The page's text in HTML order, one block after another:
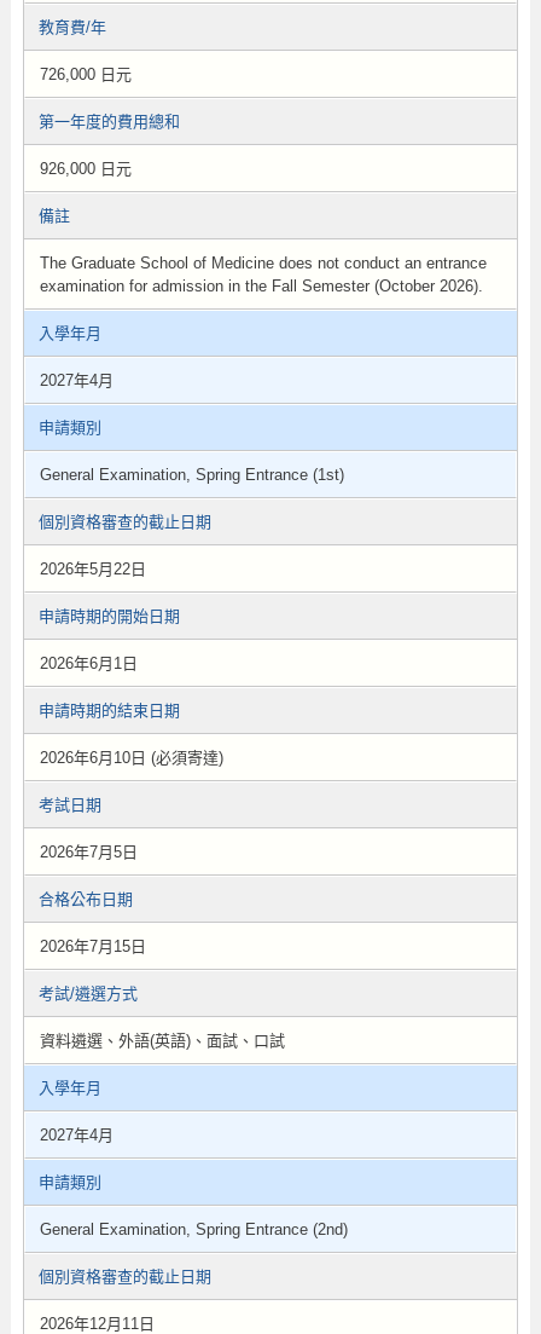
教育費/年
726,000 日元
第一年度的費用總和
926,000 日元
備註
The Graduate School of Medicine does not conduct an entrance
examination for admission in the Fall Semester (October 2026).
入學年月
2027年4月
申請類別
General Examination, Spring Entrance (1st)
個別資格審查的截止日期
2026年5月22日
申請時期的開始日期
2026年6月1日
申請時期的結束日期
2026年6月10日 (必須寄達)
考試日期
2026年7月5日
合格公布日期
2026年7月15日
考試/遴選方式
資料遴選、外語(英語)、面試、口試
入學年月
2027年4月
申請類別
General Examination, Spring Entrance (2nd)
個別資格審查的截止日期
2026年12月11日